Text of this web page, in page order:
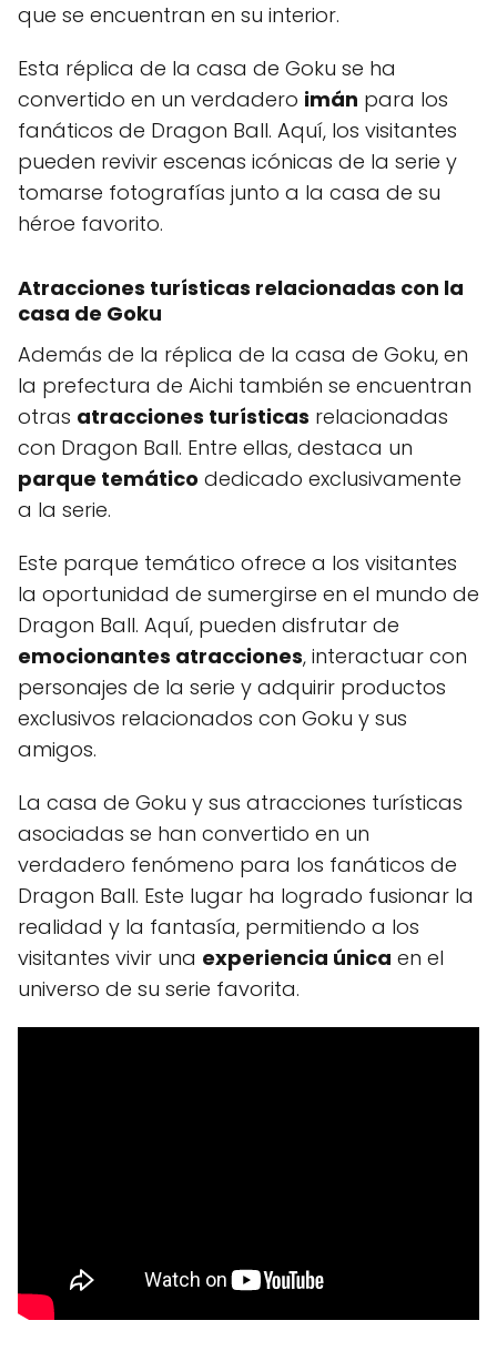
que se encuentran en su interior.
Esta réplica de la casa de Goku se ha
convertido en un verdadero imán para los
fanáticos de Dragon Ball. Aquí, los visitantes
pueden revivir escenas icónicas de la serie y
tomarse fotografías junto a la casa de su
héroe favorito.
Atracciones turísticas relacionadas con la
casa de Goku
Además de la réplica de la casa de Goku, en
la prefectura de Aichi también se encuentran
otras atracciones turísticas relacionadas
con Dragon Ball. Entre ellas, destaca un
parque temático dedicado exclusivamente
a la serie.
Este parque temático ofrece a los visitantes
la oportunidad de sumergirse en el mundo de
Dragon Ball. Aquí, pueden disfrutar de
emocionantes atracciones, interactuar con
personajes de la serie y adquirir productos
exclusivos relacionados con Goku y sus
amigos.
La casa de Goku y sus atracciones turísticas
asociadas se han convertido en un
verdadero fenómeno para los fanáticos de
Dragon Ball. Este lugar ha logrado fusionar la
realidad y la fantasía, permitiendo a los
visitantes vivir una experiencia única en el
universo de su serie favorita.